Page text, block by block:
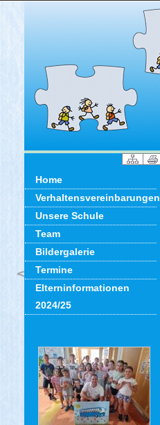
Home
Verhaltensvereinbarungen
Unsere Schule
Team
Bildergalerie
Termine
Elterninformationen
2024/25